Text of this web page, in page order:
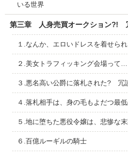
いる世界
第三章 人身売買オークション?!
１.なんか、エロいドレスを着せら
２.美女トラフィッキング会場って
３.悪名高い公爵に落札された? 冗
４.落札相手は、身の毛もよだつ最
５.地に堕ちた悪役令嬢は、悲惨な
６.百億ルーギルの騎士